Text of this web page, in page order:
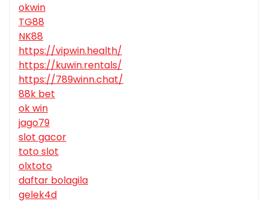
okwin
TG88
NK88
https://vipwin.health/
https://kuwin.rentals/
https://789winn.chat/
88k bet
ok win
jago79
slot gacor
toto slot
olxtoto
daftar bolagila
gelek4d